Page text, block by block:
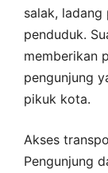
salak, ladang
penduduk.
memberikan
pengunjung
pikuk kota.
Akses
Pengunjung